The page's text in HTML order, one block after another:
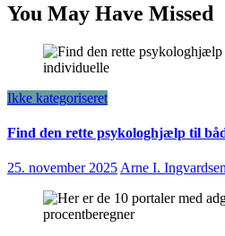
You May Have Missed
Ikke kategoriseret
Find den rette psykologhjælp til
25. november 2025 Arne I. Ingvardsen